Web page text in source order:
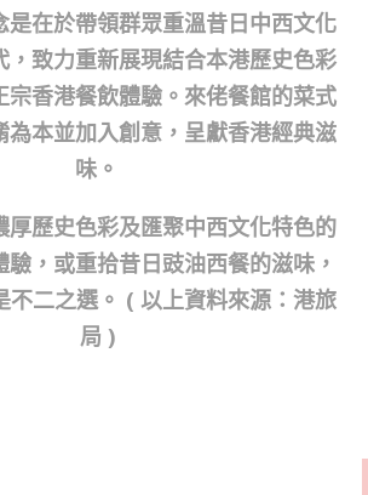
是在於帶領群眾重溫昔日中西文化
，致力重新展現結合本港歷史色彩
宗香港餐飲體驗。來佬餐館的菜式
為本並加入創意，呈獻香港經典滋
味。
厚歷史色彩及匯聚中西文化特色的
，或重拾昔日豉油西餐的滋味，
不二之選。 ( 以上資料來源：港旅
局 )